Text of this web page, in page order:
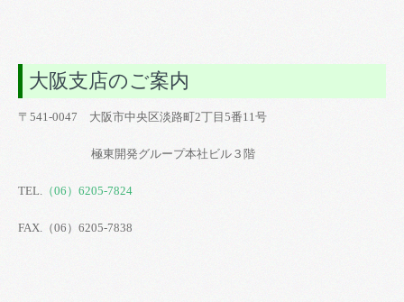
大阪支店のご案内
〒541-0047 大阪市中央区淡路町2丁目5番11号
極東開発グループ本社ビル３階
TEL. （06）6205-7824
FAX.（06）6205-7838